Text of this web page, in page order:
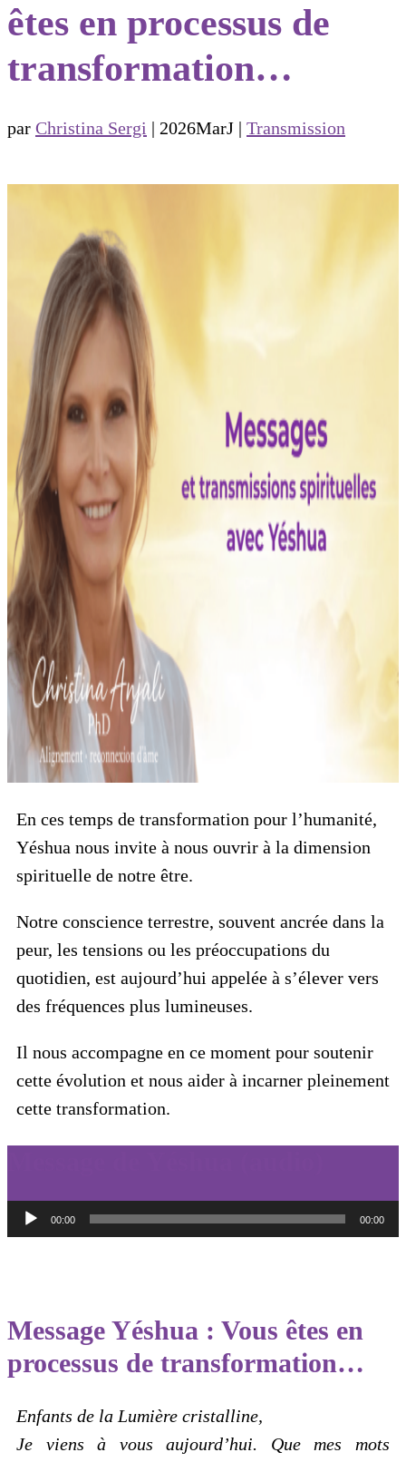
êtes en processus de
transformation…
par Christina Sergi | 2026MarJ | Transmission
En ces temps de transformation pour l’humanité,
Yéshua nous invite à nous ouvrir à la dimension
spirituelle de notre être.
Notre conscience terrestre, souvent ancrée dans la
peur, les tensions ou les préoccupations du
quotidien, est aujourd’hui appelée à s’élever vers
des fréquences plus lumineuses.
Il nous accompagne en ce moment pour soutenir
cette évolution et nous aider à incarner pleinement
cette transformation.
Lecteur
audio
00:00 00:00
Message Yéshua : Vous êtes en
processus de transformation…
Enfants de la Lumière cristalline,
Je viens à vous aujourd’hui. Que mes mots